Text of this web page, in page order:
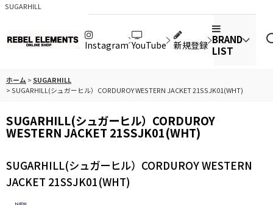
SUGARHILL
Instagram YouTube 新規登録 BRAND
LIST
ホーム > SUGARHILL
> SUGARHILL(シュガーヒル）CORDUROY WESTERN JACKET 21SSJK01(WHT)
SUGARHILL(シュガーヒル）CORDUROY
WESTERN JACKET 21SSJK01(WHT)
SUGARHILL(シュガーヒル）CORDUROY WESTERN
JACKET 21SSJK01(WHT)